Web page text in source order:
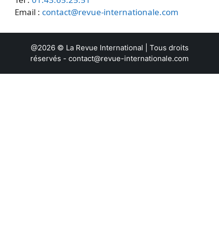
Email : contact@revue-internationale.com
@2026 © La Revue International | Tous droits
réservés - contact@revue-internationale.com